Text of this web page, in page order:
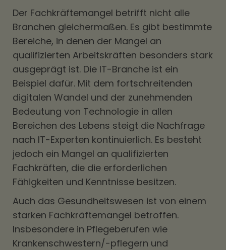
Der Fachkräftemangel betrifft nicht alle
Branchen gleichermaßen. Es gibt bestimmte
Bereiche, in denen der Mangel an
qualifizierten Arbeitskräften besonders stark
ausgeprägt ist. Die IT-Branche ist ein
Beispiel dafür. Mit dem fortschreitenden
digitalen Wandel und der zunehmenden
Bedeutung von Technologie in allen
Bereichen des Lebens steigt die Nachfrage
nach IT-Experten kontinuierlich. Es besteht
jedoch ein Mangel an qualifizierten
Fachkräften, die die erforderlichen
Fähigkeiten und Kenntnisse besitzen.
Auch das Gesundheitswesen ist von einem
starken Fachkräftemangel betroffen.
Insbesondere in Pflegeberufen wie
Krankenschwestern/-pflegern und